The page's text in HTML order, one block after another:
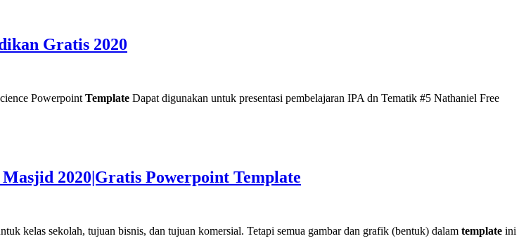
Gratis 2020
Powerpoint Template Dapat digunakan untuk presentasi pembelajaran IPA dn Tematik #5 Nathaniel Free
2020|Gratis Powerpoint Template
kelas sekolah, tujuan bisnis, dan tujuan komersial. Tetapi semua gambar dan grafik (bentuk) dalam template ini